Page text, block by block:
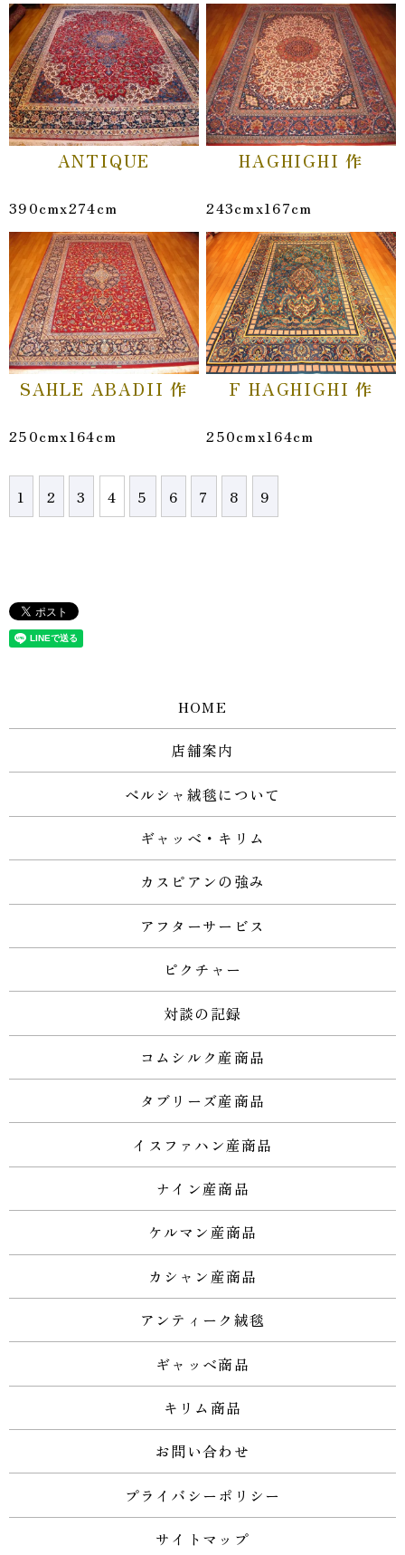
ANTIQUE
390cmx274cm
HAGHIGHI 作
243cmx167cm
SAHLE ABADII 作
250cmx164cm
F HAGHIGHI 作
250cmx164cm
1 2 3 4 5 6 7 8 9
HOME
店舗案内
ペルシャ絨毯について
ギャッベ・キリム
カスピアンの強み
アフターサービス
ピクチャー
対談の記録
コムシルク産商品
タブリーズ産商品
イスファハン産商品
ナイン産商品
ケルマン産商品
カシャン産商品
アンティーク絨毯
ギャッベ商品
キリム商品
お問い合わせ
プライバシーポリシー
サイトマップ